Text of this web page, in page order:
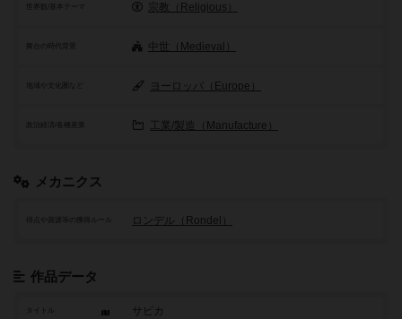
世界観/基本テーマ 宗教（Religious）
舞台の時代背景 中世（Medieval）
地域や文化圏など ヨーロッパ（Europe）
政治経済/各種産業 工業/製造（Manufacture）
メカニクス
ロンデル（Rondel）
作品データ
タイトル サビカ